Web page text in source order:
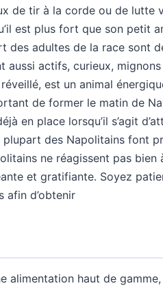
de tir à la corde ou de lutte
est plus fort que son petit
des adultes de la race sont
aussi actifs, curieux,
est un animal
de former le matin de
en place lorsqu’il s’agit
plupart des Napolitains font
ne réagissent pas
et gratifiante. Soyez
afin d’obtenir
alimentation haut de